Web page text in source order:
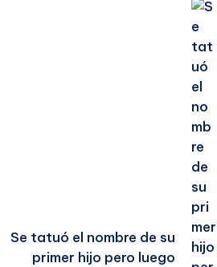
Se tatuó el nombre de su
primer hijo pero luego